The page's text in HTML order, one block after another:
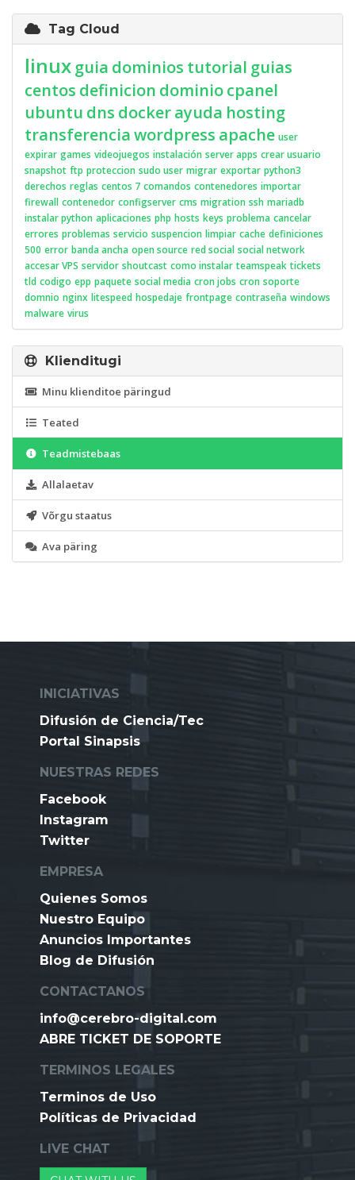
Tag Cloud
linuxguia dominios tutorial guias
centos definicion dominiocpanel
ubuntu dns dockerayuda hosting
transferenciawordpress apache user
expirar games videojuegos instalación server apps crear usuario
snapshot ftp proteccion sudo user migrar exportar python3
derechos reglas centos 7 comandos contenedores importar
firewall contenedor configserver cms migration ssh mariadb
instalar python aplicaciones php hosts keys problema cancelar
errores problemas servicio suspencion limpiar cache definiciones
500 error banda ancha open source red social social network
accesar VPS servidor shoutcast como instalar teamspeak tickets
tld codigo epp paquete social media cron jobs cron soporte
domnio nginx litespeed hospedaje frontpage contraseña windows
malware virus
Klienditugi
Minu klienditoe päringud
Teated
Teadmistebaas
Allalaetav
Võrgu staatus
Ava päring
INICIATIVAS
Difusión de Ciencia/Tec
Portal Sinapsis
NUESTRAS REDES
Facebook
Instagram
Twitter
EMPRESA
Quienes Somos
Nuestro Equipo
Anuncios Importantes
Blog de Difusión
CONTACTANOS
info@cerebro-digital.com
ABRE TICKET DE SOPORTE
TERMINOS LEGALES
Terminos de Uso
Políticas de Privacidad
LIVE CHAT